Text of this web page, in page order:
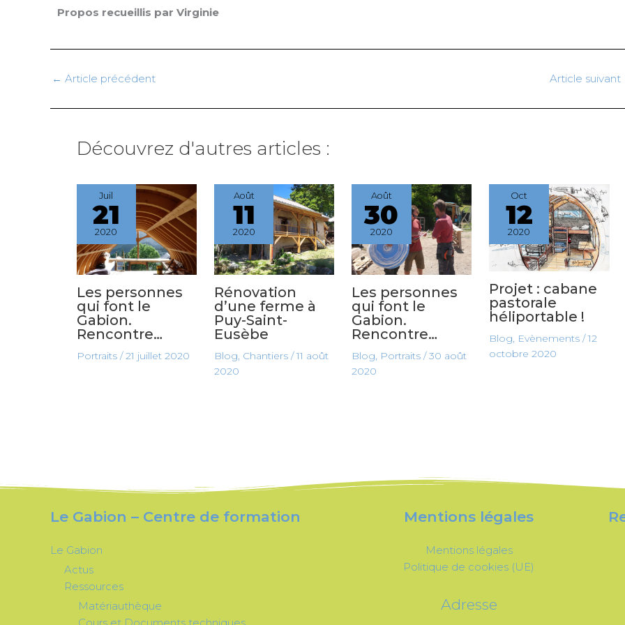
Propos recueillis par Virginie
← Article précédent Article suivant
Découvrez d'autres articles :
Juil
21
2020
Les personnes
qui font le
Gabion.
Rencontre…
Portraits/21 juillet 2020
Août
11
2020
Rénovation
d’une ferme à
Puy-Saint-
Eusèbe
Blog Chantiers/11 août
2020
Août
30
2020
Les personnes
qui font le
Gabion.
Rencontre…
Blog Portraits /30 août
2020
Oct
12
2020
Projet : cabane
pastorale
héliportable !
Blog, Evènements /12
octobre 2020
Le Gabion – Centre de formation
Le Gabion
Actus
Ressources
Matériauthèque
Cours et Documents techniques
Mentions légales
Mentions légales
Politique de cookies (UE)
Adresse